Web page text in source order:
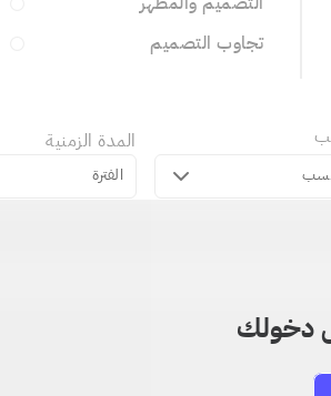
تجاوب التصميم
المدة الزمنية
الفترة
دخولك